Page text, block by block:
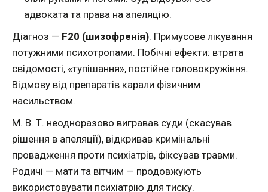
адвоката та права на апеляцію.
Діагноз — F20 (шизофренія). Примусове лікування
потужними психотропами. Побічні ефекти: втрата
свідомості, «тупішання», постійне головокружіння.
Відмову від препаратів карали фізичним
насильством.
М. В. Т. неодноразово вигравав суди (скасував
рішення в апеляції), відкривав кримінальні
провадження проти психіатрів, фіксував травми.
Родичі — мати та вітчим — продовжують
використовувати психіатрію для тиску.